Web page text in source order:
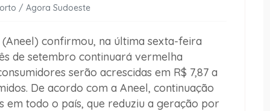
/ Agora Sudoeste
confirmou, na última sexta-feira
de setembro continuará vermelha
serão acrescidas em R$ 7,87 a
De acordo com a Aneel, continuação
em todo o país, que reduziu a geração por